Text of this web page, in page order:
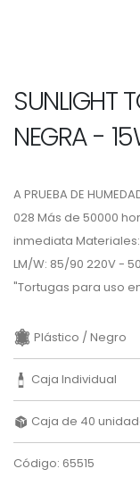
SUNLIGHT
NEGRA -
A PRUEBA DE
028 Más de 50000
inmediata
LM/W: 85/90 220V -
"Tortugas para uso
Plástico / Negro
Caja Individual
Caja de 40
Código: 65515